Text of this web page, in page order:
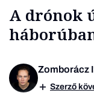
A drónok
Zomborácz
Szerző